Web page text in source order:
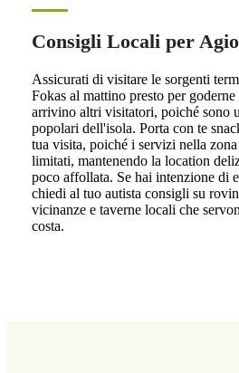
Consigli Locali per
Assicurati di visitare le sorgenti
Fokas al mattino presto per
arrivino altri visitatori, poiché sono
popolari dell'isola. Porta con te
tua visita, poiché i servizi nella
limitati, mantenendo la location
poco affollata. Se hai intenzione di
chiedi al tuo autista consigli su
vicinanze e taverne locali che
costa.